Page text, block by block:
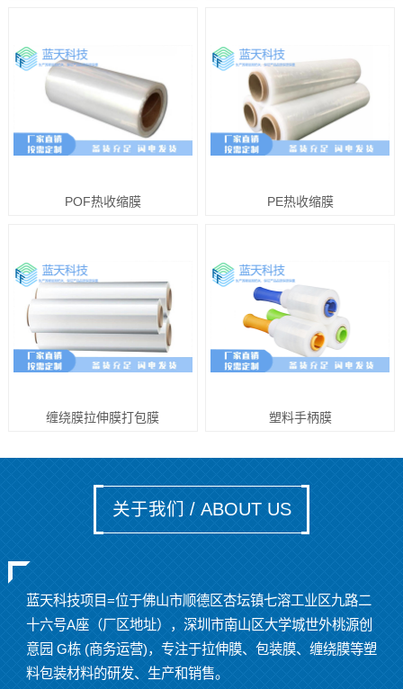
POF热收缩膜 PE热收缩膜
缠绕膜拉伸膜打包膜 塑料手柄膜
关于我们 / ABOUT US
蓝天科技项目=位于佛山市顺德区杏坛镇七溶工业区九路二
十六号A座（厂区地址），深圳市南山区大学城世外桃源创
意园 G栋 (商务运营)，专注于拉伸膜、包装膜、缠绕膜等塑
料包装材料的研发、生产和销售。